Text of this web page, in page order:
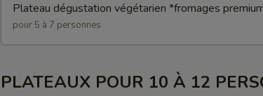
Plateau dégustation végétarien *fromages
pour 5 à 7 personnes
PLATEAUX POUR 10 À 12